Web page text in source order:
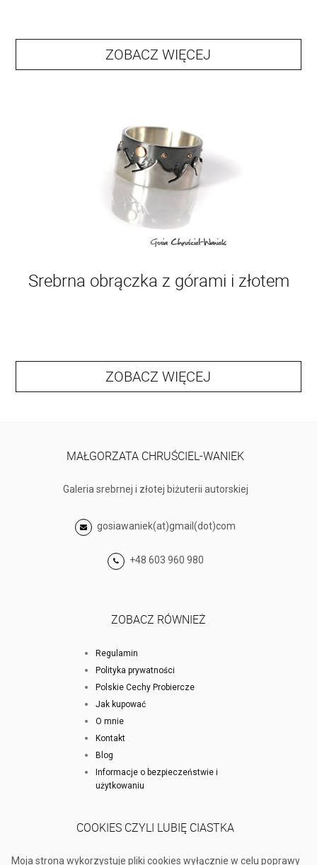
ZOBACZ WIĘCEJ
Srebrna obrączka z górami i złotem
ZOBACZ WIĘCEJ
MAŁGORZATA CHRUŚCIEL-WANIEK
Galeria srebrnej i złotej biżuterii autorskiej
gosiawaniek(at)gmail(dot)com
+48 603 960 980
ZOBACZ RÓWNIEŻ
Regulamin
Polityka prywatności
Polskie Cechy Probiercze
Jak kupować
O mnie
Kontakt
Blog
Informacje o bezpieczeństwie i
użytkowaniu
COOKIES CZYLI LUBIĘ CIASTKA
Moja strona wykorzystuje pliki cookies wyłącznie w celu poprawy